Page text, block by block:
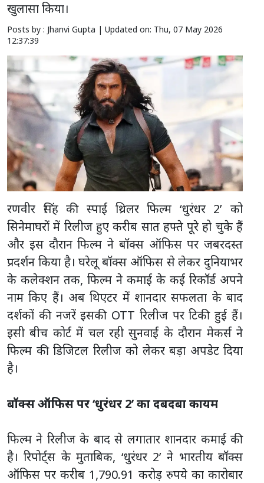
खुलासा किया।
Posts by : Jhanvi Gupta | Updated on: Thu, 07 May 2026
12:37:39
रणवीर सिंह की स्पाई थ्रिलर फिल्म ‘धुरंधर 2’ को
सिनेमाघरों में रिलीज हुए करीब सात हफ्ते पूरे हो चुके हैं
और इस दौरान फिल्म ने बॉक्स ऑफिस पर जबरदस्त
प्रदर्शन किया है। घरेलू बॉक्स ऑफिस से लेकर दुनियाभर
के कलेक्शन तक, फिल्म ने कमाई के कई रिकॉर्ड अपने
नाम किए हैं। अब थिएटर में शानदार सफलता के बाद
दर्शकों की नजरें इसकी OTT रिलीज पर टिकी हुई हैं।
इसी बीच कोर्ट में चल रही सुनवाई के दौरान मेकर्स ने
फिल्म की डिजिटल रिलीज को लेकर बड़ा अपडेट दिया
है।
बॉक्स ऑफिस पर ‘धुरंधर 2’ का दबदबा कायम
फिल्म ने रिलीज के बाद से लगातार शानदार कमाई की
है। रिपोर्ट्स के मुताबिक, ‘धुरंधर 2’ ने भारतीय बॉक्स
ऑफिस पर करीब 1,790.91 करोड़ रुपये का कारोबार